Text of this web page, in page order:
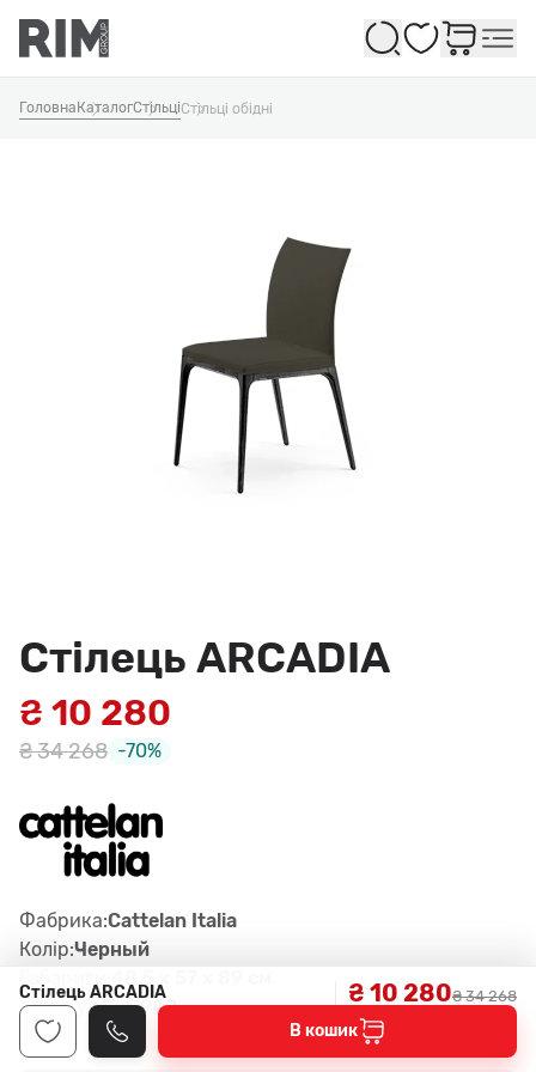
Обране
Головна КаталогСтільціСтільці обідні
Стілець ARCADIA
₴ 10 280
₴ 34 268 -70%
Фабрика:Cattelan Italia
Колір:Черный
Артикул:FW, 942
Стілець ARCADIA ₴ 10 280₴ 34 268
В кошик